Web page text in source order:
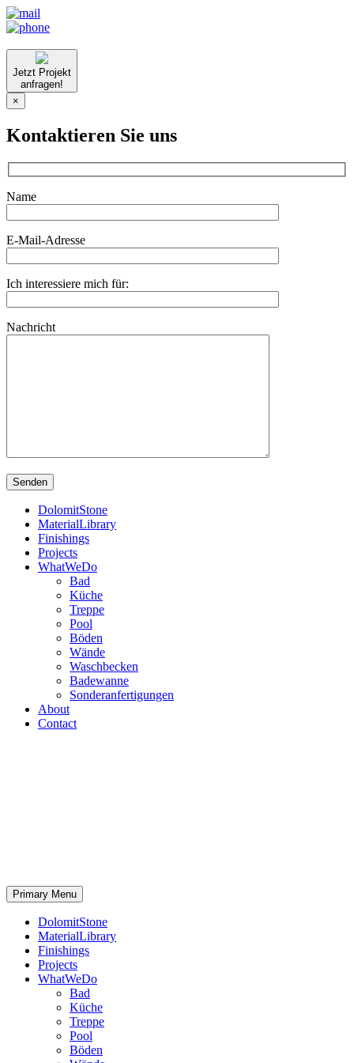
Jetzt Projekt
anfragen!
×
Kontaktieren Sie uns
Name
E-Mail-Adresse
Ich interessiere mich für:
Nachricht
DolomitStone
MaterialLibrary
Finishings
Projects
WhatWeDo
Bad
Küche
Treppe
Pool
Böden
Wände
Waschbecken
Badewanne
Sonderanfertigungen
About
Contact
Primary Menu
DolomitStone
MaterialLibrary
Finishings
Projects
WhatWeDo
Bad
Küche
Treppe
Pool
Böden